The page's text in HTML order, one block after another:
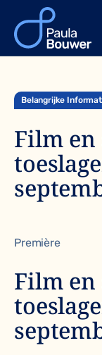
Belangrijke
Film en
Première
Film en